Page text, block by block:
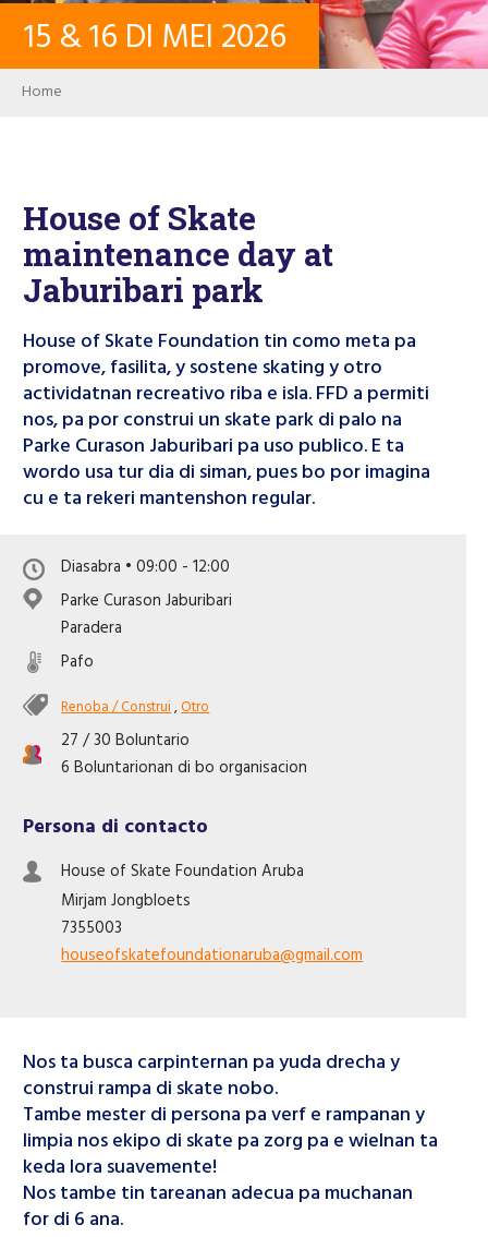
CONTACTO
USER ACCOUNT
Search
Like nos riba Facebook
15 &16 DI MEI 2026
Breadcrumb
Home
House of Skate
maintenance day at
Jaburibari park
House of Skate Foundation tin como meta pa
promove, fasilita, y sostene skating y otro
actividatnan recreativo riba e isla. FFD a permiti
nos, pa por construi un skate park di palo na
Parke Curason Jaburibari pa uso publico. E ta
wordo usa tur dia di siman, pues bo por imagina
cu e ta rekeri mantenshon regular.
Diasabra • 09:00 - 12:00
Parke Curason Jaburibari
Paradera
Pafo
Renoba / Construi,Otro
27 / 30 Boluntario
6 Boluntarionan di bo organisacion
Persona di contacto
House of Skate Foundation Aruba
MirjamJongbloets
7355003
houseofskatefoundationaruba@gmail.com
Nos ta busca carpinternan pa yuda drecha y
construi rampa di skate nobo.
Tambe mester di persona pa verf e rampanan y
limpia nos ekipo di skate pa zorg pa e wielnan ta
keda lora suavemente!
Nos tambe tin tareanan adecua pa muchanan
for di 6 ana.